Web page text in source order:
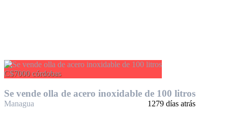
C$7000 córdobas
Se vende olla de acero inoxidable de 100 litros
Managua 1279 días atrás